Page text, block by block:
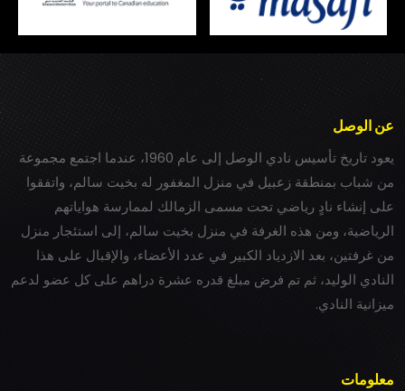
عن الوصل
يعود تاريخ تأسيس نادي الوصل إلى عام 1960، عندما اجتمع مجموعة
من شباب بمنطقة زعبيل في منزل المغفور له بخيت سالم، واتفقوا
على إنشاء نادٍ رياضي تحت مسمى الزمالك لممارسة هواياتهم
الرياضية، ومن هذه الغرفة في منزل بخيت سالم، إلى استئجار منزل
من غرفتين، بعد الازدياد الكبير في عدد الأعضاء، والإقبال على هذا
النادي الوليد، ثم تم فرض مبلغ قدره عشرة دراهم على كل عضو لدعم
ميزانية النادي.
معلومات